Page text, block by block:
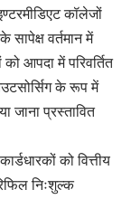
कॉलेजों
वर्तमान में
आपदा में परिवर्तित
के रूप में
जाना प्रस्तावित
को वित्तीय
निःशुल्क